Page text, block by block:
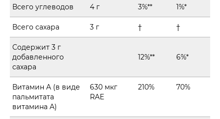
Всего углеводов 4 г 3%** 1%*
Всего сахара 3 г † †
Содержит 3 г
добавленного
сахара
12%** 6%*
Витамин A (в виде
пальмитата
витамина A)
630 мкг
RAE
210% 70%